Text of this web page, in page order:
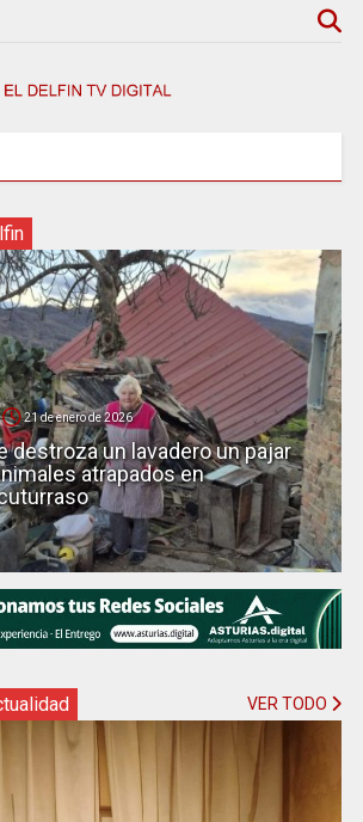
21 de enero de 2026
destroza un lavadero un pajar
atrapados en
VER TODO